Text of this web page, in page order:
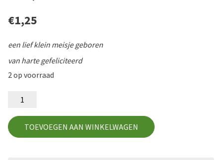
€1,25
een lief klein meisje geboren
van harte gefeliciteerd
2 op voorraad
GD7
aantal
TOEVOEGEN AAN WINKELWAGEN